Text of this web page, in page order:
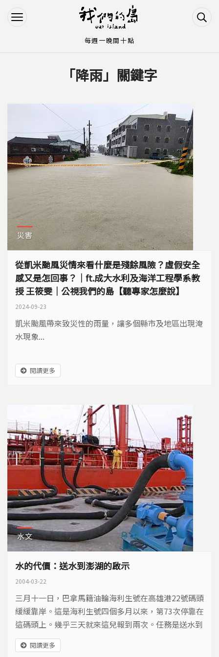
Jump to Navigation
Jump to Main content
「降雨」關鍵字
災害
從凱米颱風災情來看什麼是殘餘風險？虛假安全
感又是怎回事？｜ft.成大水利及海洋工程學系教
授 王筱雯｜公視我們的島【聽專家怎麼說】
2024-09-23
凱米颱風帶來致災性的雨量，讓多個縣市及地區出現淹
水現象...
閱讀更多
水文
水的代價：送水到澎湖的啟示
2004-03-22
三月十一日，巴拿馬籍油輪海利生號在高雄港22號碼頭
緩緩靠岸。這是海利生號四個多月以來，第73次停靠在
這碼頭上。幾乎三天就來這兒報到兩次。任務是送水到
澎湖。
閱讀更多
每週一晚間十點